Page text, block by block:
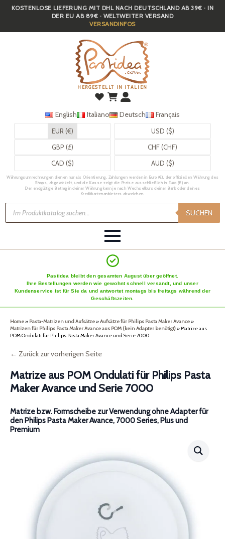
Skip
KOSTENLOSE LIEFERUNG MIT DHL NACH DEUTSCHLAND AB 39€ · IN
DER EU AB 89€ · WELTWEITER VERSAND
VERSANDINFOS
HERGESTELLT IN ITALIEN
English Italiano Deutsch Français
EUR (€)
USD ($)
GBP (£)
CHF (CHF)
CAD ($)
AUD ($)
Währungsumrechnungen dienen nur als Orientierung. Zahlungen werden in Euro (€), der offiziellen Währung des
Shops, abgewickelt, und die Kasse zeigt die Preise ausschließlich in Euro (€) an.
Der endgültige Betrag in deiner Währung kann je nach Wechselkurs deiner Bank oder deines
Kreditkartenanbieters abweichen.
Products
search SUCHEN
Pastidea bleibt den gesamten August über geöffnet.
Ihre Bestellungen werden wie gewohnt schnell versandt, und unser
Kundenservice ist für Sie da und antwortet montags bis freitags während der
Geschäftszeiten.
Home» Pasta-Matrizen und Aufsätze»Aufsätze für Philips Pasta Maker Avance»
Matrizen für Philips Pasta Maker Avance aus POM (kein Adapter benötigt)»Matrize aus
POM Ondulati für Philips Pasta Maker Avance und Serie 7000
← Zurück zur vorherigen Seite
Matrize aus POM Ondulati für Philips Pasta
Maker Avance und Serie 7000
Matrize bzw. Formscheibe zur Verwendung ohne Adapter für
den Philips Pasta Maker Avance, 7000 Series, Plus und
Premium